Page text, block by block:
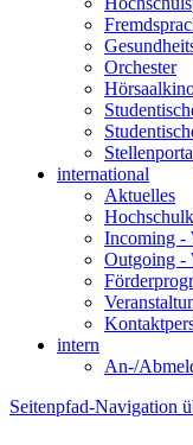
Orchester
international
Aktuelles
Incoming -
Outgoing -
intern
An-/
Seitenpfad-Navigation